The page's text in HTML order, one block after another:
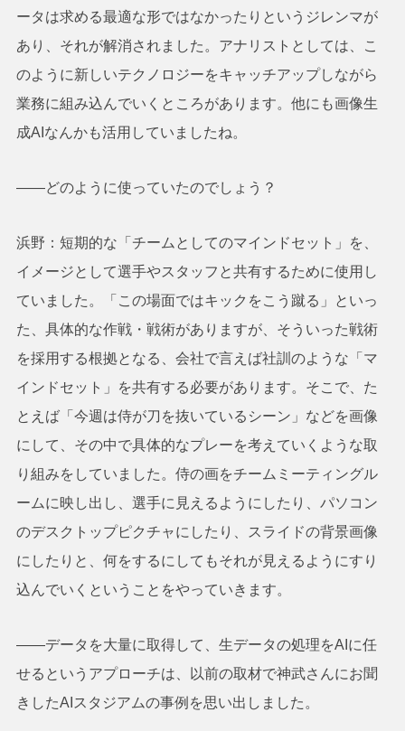
ータは求める最適な形ではなかったりというジレンマが
あり、それが解消されました。アナリストとしては、こ
のように新しいテクノロジーをキャッチアップしながら
業務に組み込んでいくところがあります。他にも画像生
成AIなんかも活用していましたね。
――どのように使っていたのでしょう？
浜野：短期的な「チームとしてのマインドセット」を、
イメージとして選手やスタッフと共有するために使用し
ていました。「この場面ではキックをこう蹴る」といっ
た、具体的な作戦・戦術がありますが、そういった戦術
を採用する根拠となる、会社で言えば社訓のような「マ
インドセット」を共有する必要があります。そこで、た
とえば「今週は侍が刀を抜いているシーン」などを画像
にして、その中で具体的なプレーを考えていくような取
り組みをしていました。侍の画をチームミーティングル
ームに映し出し、選手に見えるようにしたり、パソコン
のデスクトップピクチャにしたり、スライドの背景画像
にしたりと、何をするにしてもそれが見えるようにすり
込んでいくということをやっていきます。
――データを大量に取得して、生データの処理をAIに任
せるというアプローチは、以前の取材で神武さんにお聞
きしたAIスタジアムの事例を思い出しました。